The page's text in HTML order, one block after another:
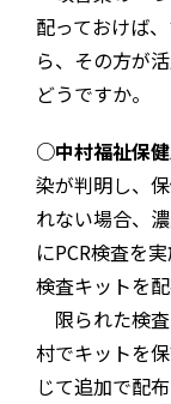
配っておけば
ら、その方が
どうですか。
○中村福祉保
染が判明し、
れない場合、
にPCR検査を
検査キットを配
限られた検
村でキットを
じて追加で配